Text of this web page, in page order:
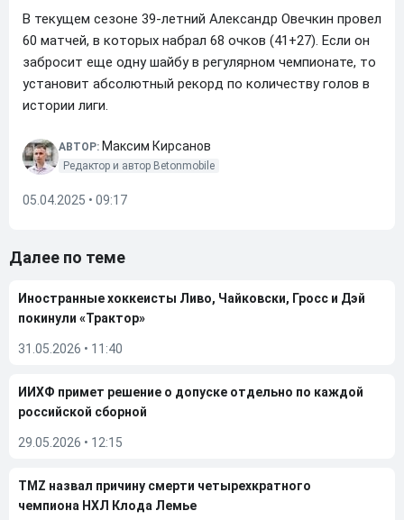
В текущем сезоне 39-летний Александр Овечкин провел
60 матчей, в которых набрал 68 очков (41+27). Если он
забросит еще одну шайбу в регулярном чемпионате, то
установит абсолютный рекорд по количеству голов в
истории лиги.
АВТОР: Максим Кирсанов
Редактор и автор Betonmobile
05.04.2025 • 09:17
Далее по теме
Иностранные хоккеисты Ливо, Чайковски, Гросс и Дэй
покинули «Трактор»
31.05.2026 • 11:40
ИИХФ примет решение о допуске отдельно по каждой
российской сборной
29.05.2026 • 12:15
TMZ назвал причину смерти четырехкратного
чемпиона НХЛ Клода Лемье